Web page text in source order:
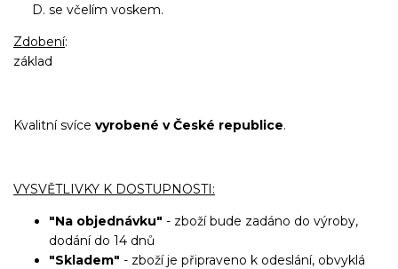
se včelím voskem.
Zdobení:
základ
Kvalitní svíce vyrobené v České republice.
VYSVĚTLIVKY K DOSTUPNOSTI:
"Na objednávku" - zboží bude zadáno do výroby,
dodání do 14 dnů
"Skladem" - zboží je připraveno k odeslání, obvyklá